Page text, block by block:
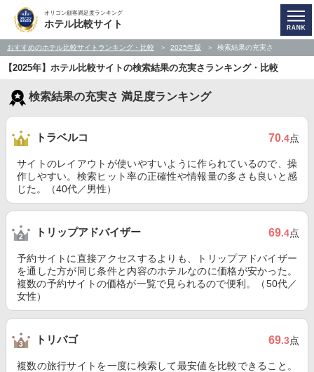
オリコン顧客満足度ランキング
ホテル比較サイト
おすすめのホテル比較サイトランキング・比較 2025年版 検索結果の充実さ
【2025年】ホテル比較サイトの検索結果の充実さランキング・比較
検索結果の充実さ 満足度ランキング
トラベルコ 70.4点
サイトのレイアウトが使いやすいように作られているので、操
作しやすい。検索ヒット率の正確性や情報量の多さも良いと感
じた。（40代／男性）
トリップアドバイザー 69.4点
予約サイトに直接アクセスするよりも、トリップアドバイザー
を通した方が同じ条件と内容のホテルなのに価格が安かった。
複数の予約サイトの価格が一覧で見られるので便利。（50代／
女性）
トリバゴ 69.3点
複数の旅行サイトを一度に検索して最安値を比較できること。